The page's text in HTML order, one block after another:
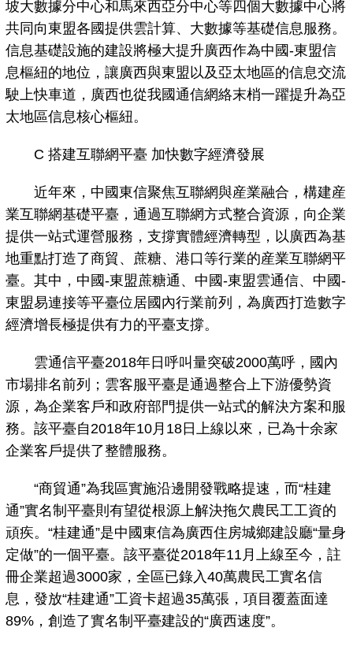
坡大數據分中心和馬來西亞分中心等四個大數據中心將
共同向東盟各國提供雲計算、大數據等基礎信息服務。
信息基礎設施的建設將極大提升廣西作為中國-東盟信
息樞紐的地位，讓廣西與東盟以及亞太地區的信息交流
駛上快車道，廣西也從我國通信網絡末梢一躍提升為亞
太地區信息核心樞紐。
C 搭建互聯網平臺 加快數字經濟發展
近年來，中國東信聚焦互聯網與産業融合，構建産
業互聯網基礎平臺，通過互聯網方式整合資源，向企業
提供一站式運營服務，支撐實體經濟轉型，以廣西為基
地重點打造了商貿、蔗糖、港口等行業的産業互聯網平
臺。其中，中國-東盟蔗糖通、中國-東盟雲通信、中國-
東盟易連接等平臺位居國內行業前列，為廣西打造數字
經濟增長極提供有力的平臺支撐。
雲通信平臺2018年日呼叫量突破2000萬呼，國內
市場排名前列；雲客服平臺是通過整合上下游優勢資
源，為企業客戶和政府部門提供一站式的解決方案和服
務。該平臺自2018年10月18日上線以來，已為十余家
企業客戶提供了整體服務。
“商貿通”為我區實施沿邊開發戰略提速，而“桂建
通”實名制平臺則有望從根源上解決拖欠農民工工資的
頑疾。“桂建通”是中國東信為廣西住房城鄉建設廳“量身
定做”的一個平臺。該平臺從2018年11月上線至今，註
冊企業超過3000家，全區已錄入40萬農民工實名信
息，發放“桂建通”工資卡超過35萬張，項目覆蓋面達
89%，創造了實名制平臺建設的“廣西速度”。